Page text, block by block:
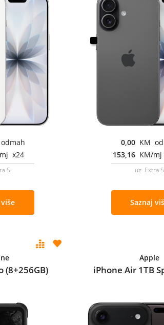
x24
S
0,00 KM
153,16 KM/
uz Extra S
Saznaj
(8+256GB)
Apple
iPhone Air 1TB